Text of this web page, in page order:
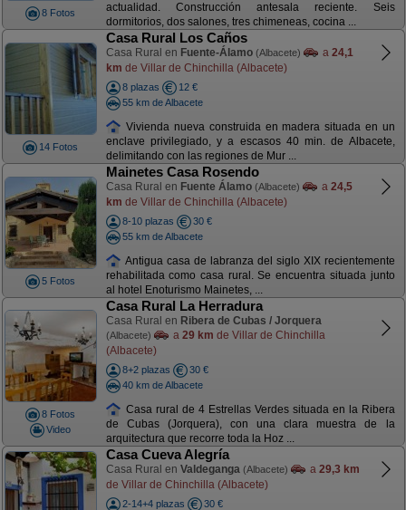
8 Fotos
actualidad. Construcción antesala reciente. Seis
dormitorios, dos salones, tres chimeneas, cocina ...
14 Fotos
Casa Rural Los Caños
Casa Rural en Fuente-Álamo (Albacete) a 24,1
km de Villar de Chinchilla (Albacete)
8 plazas
12 €
55 km de Albacete
Vivienda nueva construida en madera situada en un
enclave privilegiado, y a escasos 40 min. de Albacete,
delimitando con las regiones de Mur ...
5 Fotos
Mainetes Casa Rosendo
Casa Rural en Fuente Álamo (Albacete) a 24,5
km de Villar de Chinchilla (Albacete)
8-10 plazas
30 €
55 km de Albacete
Antigua casa de labranza del siglo XIX recientemente
rehabilitada como casa rural. Se encuentra situada junto
al hotel Enoturismo Mainetes, ...
8 Fotos
Video
Casa Rural La Herradura
Casa Rural en Ribera de Cubas / Jorquera
(Albacete) a 29 km de Villar de Chinchilla
(Albacete)
8+2 plazas
30 €
40 km de Albacete
Casa rural de 4 Estrellas Verdes situada en la Ribera
de Cubas (Jorquera), con una clara muestra de la
arquitectura que recorre toda la Hoz ...
Casa Cueva Alegría
Casa Rural en Valdeganga (Albacete) a 29,3 km
de Villar de Chinchilla (Albacete)
2-14+4 plazas
30 €